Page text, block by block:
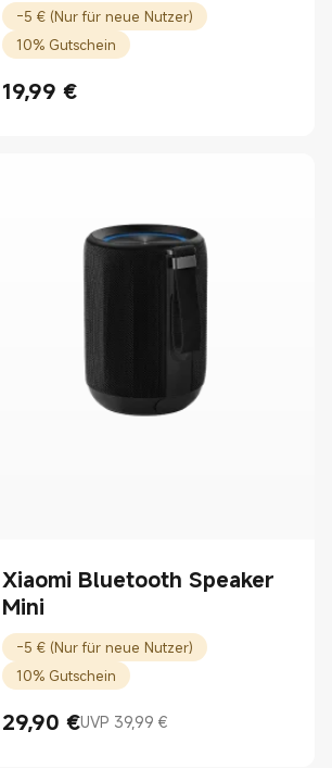
-5 € (Nur für neue Nutzer)
10% Gutschein
19,99 €
Current Price €19.99
Xiaomi Bluetooth Speaker
Mini
-5 € (Nur für neue Nutzer)
10% Gutschein
29,90 €
Current Price €29.90
UVP 39,99 €
UVP 39,99 €